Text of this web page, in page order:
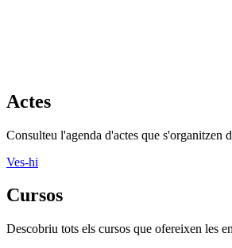
Actes
Consulteu l'agenda d'actes que s'organitzen
Ves-hi
Cursos
Descobriu tots els cursos que ofereixen les